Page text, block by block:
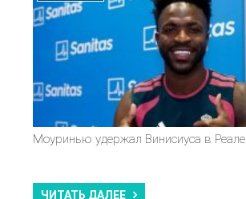
Моуринью удержал Винисиуса в Реале
ЧИТАТЬ ДАЛЕЕ